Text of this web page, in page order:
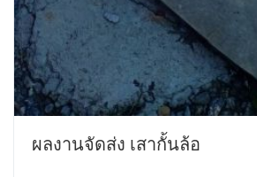
ผลงานจัดส่ง เสากั้นล้อ